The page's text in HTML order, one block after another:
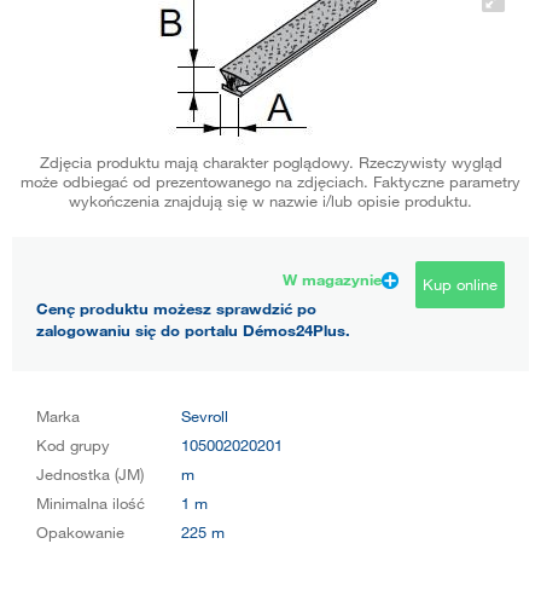
Zdjęcia produktu mają charakter poglądowy. Rzeczywisty wygląd
może odbiegać od prezentowanego na zdjęciach. Faktyczne parametry
wykończenia znajdują się w nazwie i/lub opisie produktu.
W magazynie
Cenę produktu możesz sprawdzić po
zalogowaniu się do portalu Démos24Plus.
Kup online
Marka
Sevroll
Kod grupy
105002020201
Jednostka (JM)
m
Minimalna ilość
1 m
Opakowanie
225 m